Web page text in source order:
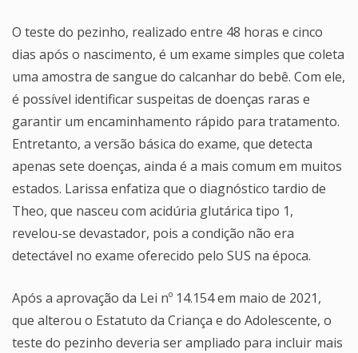
O teste do pezinho, realizado entre 48 horas e cinco
dias após o nascimento, é um exame simples que coleta
uma amostra de sangue do calcanhar do bebê. Com ele,
é possível identificar suspeitas de doenças raras e
garantir um encaminhamento rápido para tratamento.
Entretanto, a versão básica do exame, que detecta
apenas sete doenças, ainda é a mais comum em muitos
estados. Larissa enfatiza que o diagnóstico tardio de
Theo, que nasceu com acidúria glutárica tipo 1,
revelou-se devastador, pois a condição não era
detectável no exame oferecido pelo SUS na época.
Após a aprovação da Lei nº 14.154 em maio de 2021,
que alterou o Estatuto da Criança e do Adolescente, o
teste do pezinho deveria ser ampliado para incluir mais